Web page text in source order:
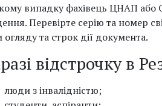
випадку фахівець ЦНАП або
Перевірте серію та номер
огляду та строк дії документа.
відстрочку в
люди з інвалідністю;